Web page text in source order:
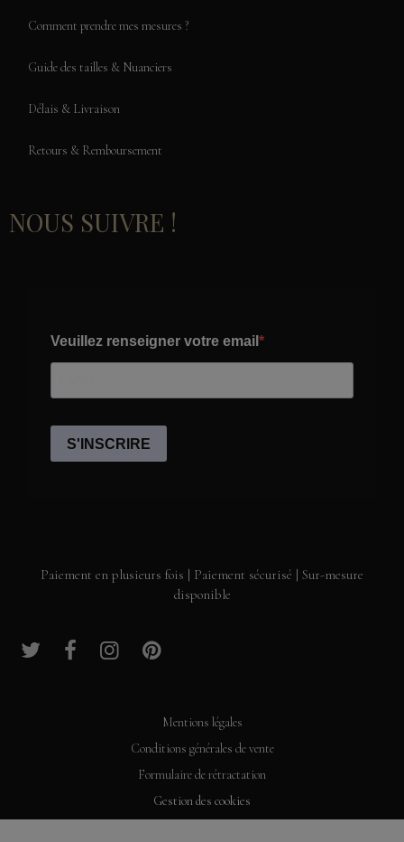
Comment prendre mes mesures ?
Guide des tailles & Nuanciers
Délais & Livraison
Retours & Remboursement
NOUS SUIVRE !
Paiement en plusieurs fois | Paiement sécurisé | Sur-mesure
disponible
Mentions légales
Conditions générales de vente
Formulaire de rétractation
Gestion des cookies